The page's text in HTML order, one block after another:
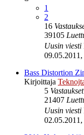
1
2
16
39105
Uusin viesti
Bass Distortion
Kirjoittaja
5 Vastaukset
21407
Uusin viesti